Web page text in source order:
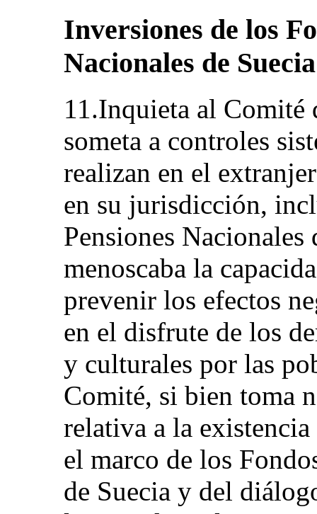
Inversiones de los
Nacionales de Suecia
11.Inquieta al Comité
someta a controles
realizan en el
en su jurisdicción,
Pensiones
menoscaba la
prevenir los efectos
en el disfrute de los
y culturales por las
Comité, si bien toma
relativa a la
el marco de los
de Suecia y del